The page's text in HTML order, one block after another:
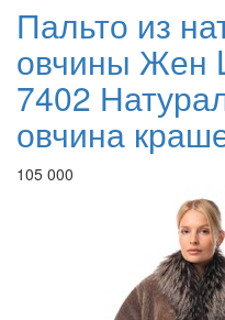
Пальто из
овчины Жен
7402
овчина
105 000